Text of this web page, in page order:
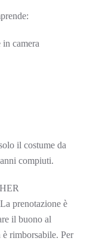
camera
il costume da
compiuti.
prenotazione è
il buono al
rimborsabile. Per